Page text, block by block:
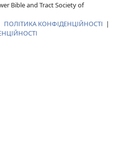
Bible and Tract Society of
ПОЛІТИКА КОНФІДЕНЦІЙНОСТІ |